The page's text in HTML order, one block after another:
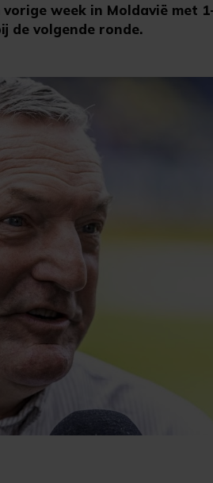
vorige week in Moldavië met
de volgende ronde.